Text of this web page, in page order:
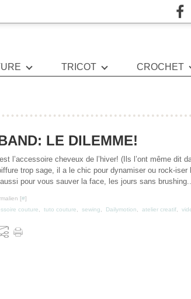
TRICOT CROCHET
LE DILEMME!
l’accessoire cheveux de l’hiver! (Ils l’ont même dit
trop sage, il a le chic pour dynamiser ou rock-iser
pour vous sauver la face, les jours sans
[#]
couture tuto couture sewing Dailymotion atelier creatif